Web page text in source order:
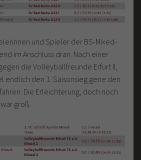
und Spieler der BS-Mixed-
im Anschluss dran. Nach einer
die Volleyballfreunde Erfurt II,
endlich den 1. Saisonsieg gene den
Die Erleichterung, doch noch
groß.